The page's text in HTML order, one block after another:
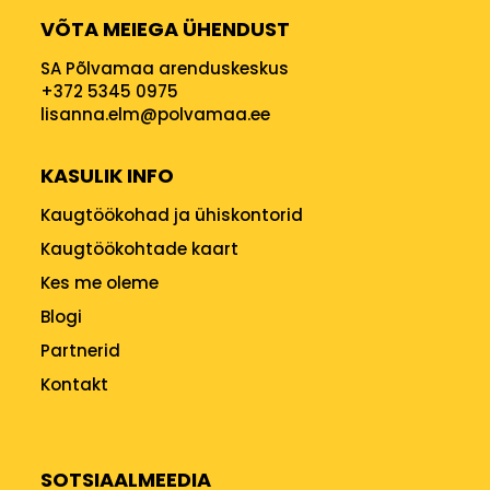
VÕTA MEIEGA ÜHENDUST
SA Põlvamaa arenduskeskus
+372 5345 0975
lisanna.elm@polvamaa.ee
KASULIK INFO
Kaugtöökohad ja ühiskontorid
Kaugtöökohtade kaart
Kes me oleme
Blogi
Partnerid
Kontakt
SOTSIAALMEEDIA